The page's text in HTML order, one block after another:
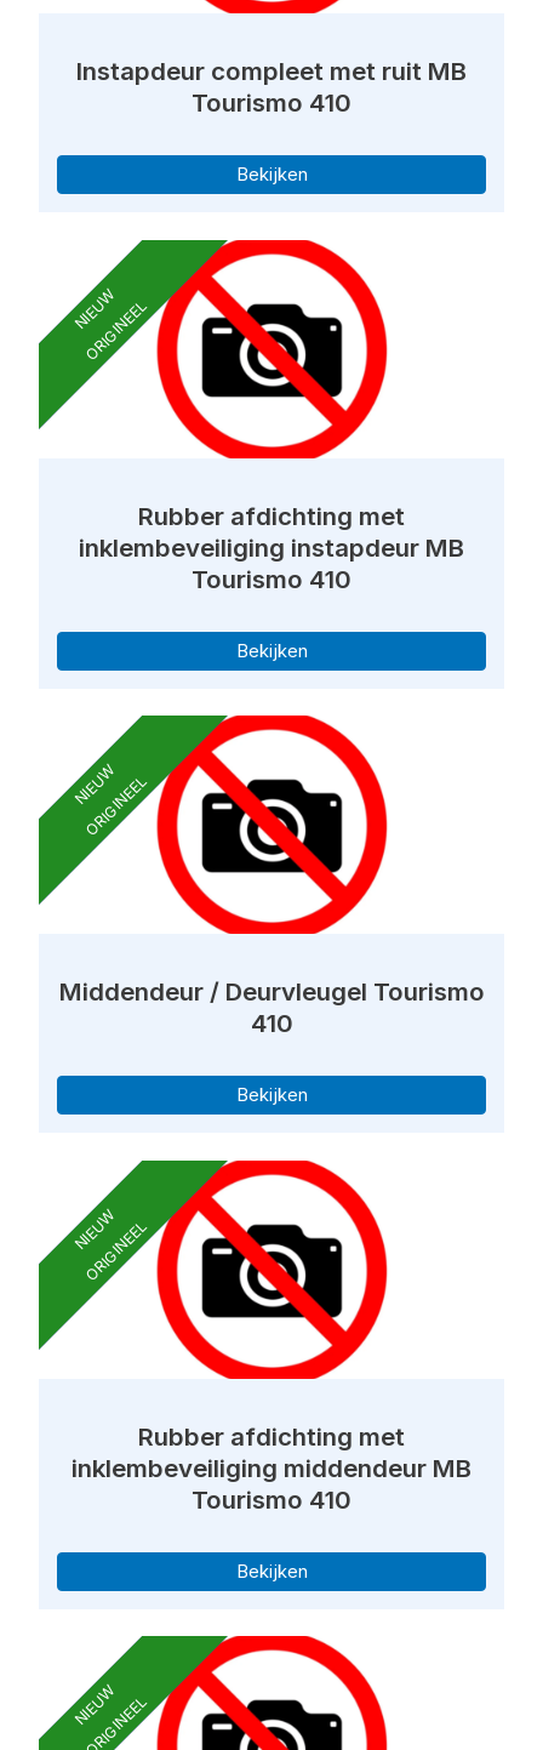
Instapdeur compleet met ruit MB
Tourismo 410
Bekijken
NIEUW
ORIGINEEL
Rubber afdichting met
inklembeveiliging instapdeur MB
Tourismo 410
Bekijken
NIEUW
ORIGINEEL
Middendeur / Deurvleugel Tourismo
410
Bekijken
NIEUW
ORIGINEEL
Rubber afdichting met
inklembeveiliging middendeur MB
Tourismo 410
Bekijken
NIEUW
ORIGINEEL